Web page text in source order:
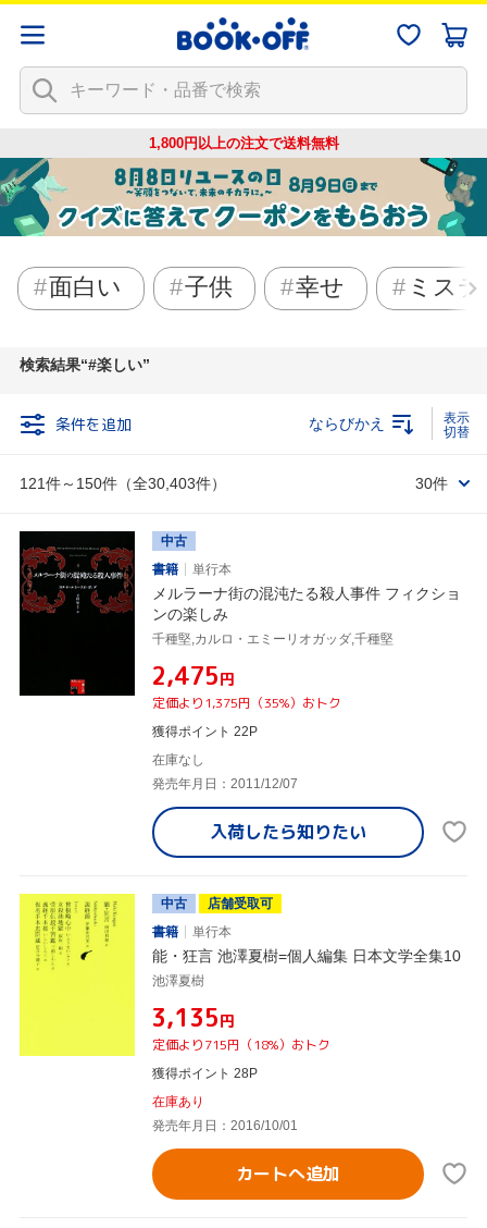
1,800円以上の注文で送料無料
面白い 子供 幸せ ミス
検索結果 #楽しい
条件を追加
121件～150件（全30,403件）
ならびかえ
30件
中古
書籍
単行本
メルラーナ街の混沌たる殺人事件 フィクショ
ンの楽しみ
千種堅,カルロ・エミーリオガッダ,千種堅
¥2,475円
定価より1,375円（35%）おトク
獲得ポイント 22P
在庫なし
発売年月日：2011/12/07
入荷したら知りたい
中古
店舗受取可
書籍
単行本
能・狂言 池澤夏樹=個人編集 日本文学全集10
池澤夏樹
¥3,135円
定価より715円（18%）おトク
獲得ポイント 28P
在庫あり
発売年月日：2016/10/01
カートへ追加